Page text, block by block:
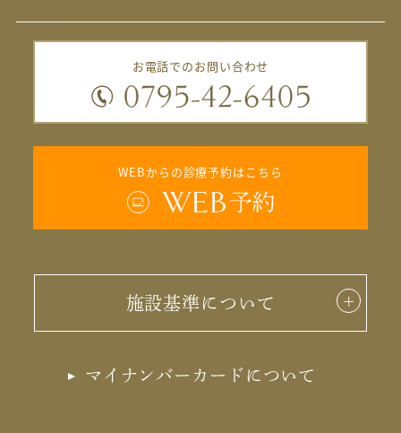
お電話でのお問い合わせ
WEBからの診療予約はこちら
施設基準について
マイナンバーカードについて